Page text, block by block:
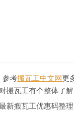
参考搬瓦工中文网 更
搬瓦工有个整体了解
新搬瓦工优惠码整理